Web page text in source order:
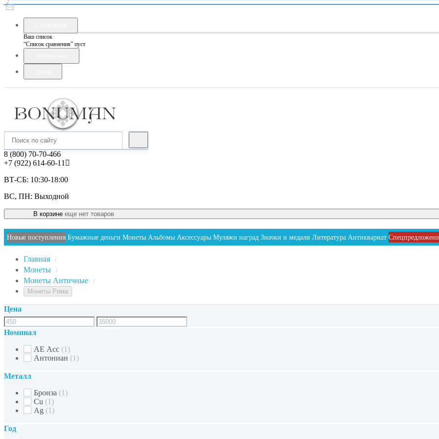
Ваш список
“Список сравнения” пуст
8 (800) 70-70-466
+7 (922) 614-60-11
ВТ-СБ: 10:30-18:00
ВС, ПН: Выходной
В корзине еще нет товаров
Новые поступления Бумажные деньги Монеты Альбомы Аксессуары Муляжи наград Значки и медали Литература Антиквариат
Главная /
Монеты /
Монеты Античные /
Монеты Рима
Цена
Номинал
AE Асс (1)
Антониан (1)
Металл
Бронзa (1)
Cu (1)
Ag (1)
Год